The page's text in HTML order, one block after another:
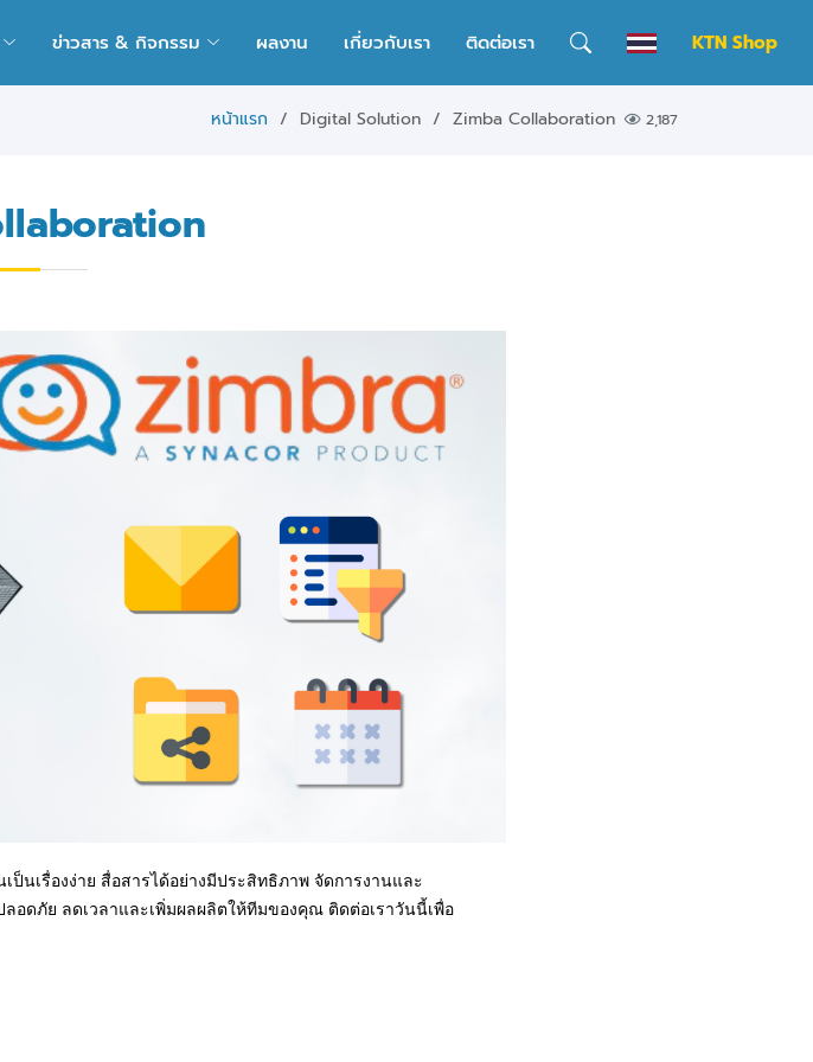
ข่าวสาร & กิจกรรม ผลงาน เกี่ยวกับเรา ติดต่อเรา KTN Shop
หน้าแรก Digital Solution Zimba Collaboration 2,187
นเรื่องง่าย สื่อสารได้อย่างมีประสิทธิภาพ จัดการงานและ
อดภัย ลดเวลาและเพิ่มผลผลิตให้ทีมของคุณ ติดต่อเราวันนี้เพื่อ